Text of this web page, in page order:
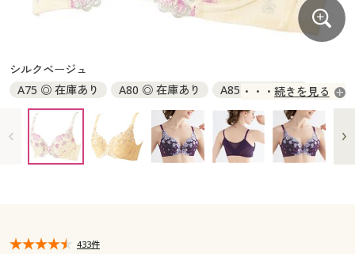
大きいサイズ 事務・制服
カタログ・チラシからのご注文
デジタルカタログ
カタログ無料プレゼント
カタログ・チラシからのご注文
カタログ無料プレゼント
会員メニュー
シルクベージュ
A75 ◎ 在庫あり
A80 ◎ 在庫あり
A85 ◎ 在庫あり
A90 ◎ 在庫あり
B75 ◎ 在庫あり
B80 ◎ 在庫あり
B85 ◎ 在庫あり
B90 ◎ 在庫あり
C75 ◎ 在庫あり
C80 ◎ 在庫あり
C85 ◎ 在庫あり C90 ◎ 在庫あり
続きを見る
433件